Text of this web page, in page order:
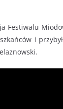
Festiwalu
i